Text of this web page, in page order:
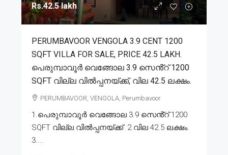
Rs.42.5 lakh
PERUMBAVOOR VENGOLA 3.9 CENT 1200
SQFT VILLA FOR SALE, PRICE 42.5 LAKH.
പെരുമ്പാവൂർ വെങ്ങോല 3.9 സെൻ്റ് 1200
SQFT വില്ല വിൽപ്പനയ്ക്ക്, വില 42.5 ലക്ഷം.
PERUMBAVOOR, VENGOLA, Perumbavoor
1.പെരുമ്പാവൂർ വെങ്ങോല 3.9 സെൻ്റ് 1200
SQFT വില്ല വിൽപ്പനയ്ക്ക്. 2.വില 42.5 ലക്ഷം.
3....